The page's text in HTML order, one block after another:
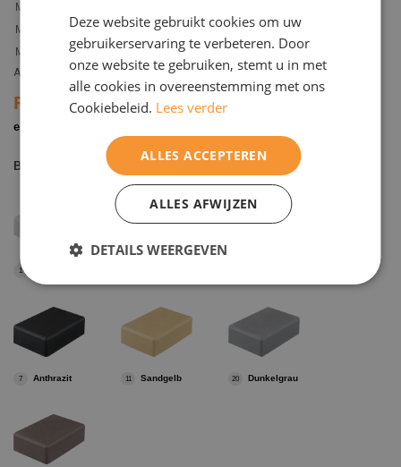
MA 460
MA 500
500 470 460
MA 520
520 490 480
Alle Maße sind in Millimetern angegeben.
FarbenDieses Produkt ist in folgenden Farben und Texturen
erhältlich
Basisfarben
1
7 Anthrazit 20 Dunkelgrau
11 Sandgelb
Deze website gebruikt cookies om uw
gebruikerservaring te verbeteren. Door
onze website te gebruiken, stemt u in met
alle cookies in overeenstemming met ons
Cookiebeleid. Lees verder
ALLES ACCEPTEREN
ALLES AFWIJZEN
DETAILS WEERGEVEN